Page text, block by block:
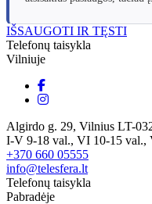
IŠSAUGOTI IR TĘSTI
Telefonų taisykla
Vilniuje
Algirdo g. 29, Vilnius LT-
I-V 9-18 val., VI 10-15 val.,
+370 660 05555
info@telesfera.lt
Telefonų taisykla
Pabradėje